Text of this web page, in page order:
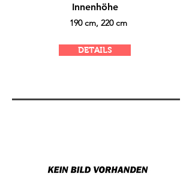
Innenhöhe
190 cm, 220 cm
DETAILS